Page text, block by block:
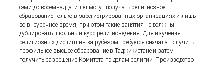
семи до восемнадцати лет могут получать религиозное
образование только в зарегистрированных организациях и лишь
во внеурочное время, при этом такие занятия не должны
дублировать школьный курс религиоведения. Для изучения
религиозных дисциплин за рубежом требуется сначала получить
профильное высшее образование в Таджикистане и затем
получить разрешение Комитета по делам религии. Производство